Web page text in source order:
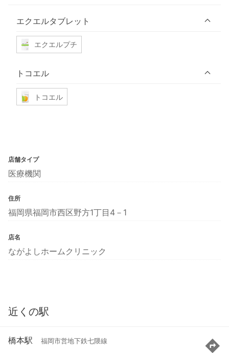
エクエルタブレット
エクエルプチ
トコエル
トコエル
店舗タイプ
医療機関
住所
福岡県福岡市西区野方1丁目4－1
店名
ながよしホームクリニック
近くの駅
橋本駅 福岡市営地下鉄七隈線